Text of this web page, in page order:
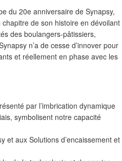
du 20e anniversaire de Synapsy,
chapitre de son histoire en dévoilant
des boulangers-pâtissiers,
n’a de cesse d’innover pour
et réellement en phase avec les
par l’imbrication dynamique
symbolisent notre capacité
et aux Solutions d’encaissement et